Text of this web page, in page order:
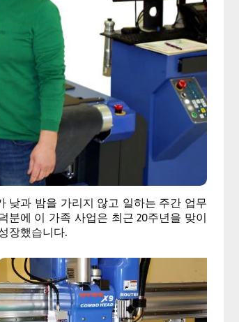
낮과 밤을 가리지 않고 일하는 주간 업무
에 이 가족 사업은 최근 20주년을 맞이
장했습니다.